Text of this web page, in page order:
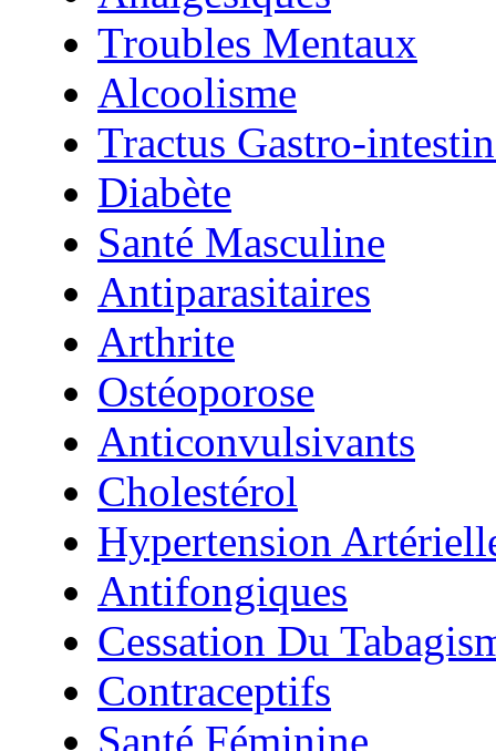
Troubles Mentaux
Alcoolisme
Tractus Gastro-
Diabète
Santé Masculine
Antiparasitaires
Arthrite
Ostéoporose
Anticonvulsivants
Cholestérol
Hypertension
Antifongiques
Cessation Du
Contraceptifs
Santé Féminine